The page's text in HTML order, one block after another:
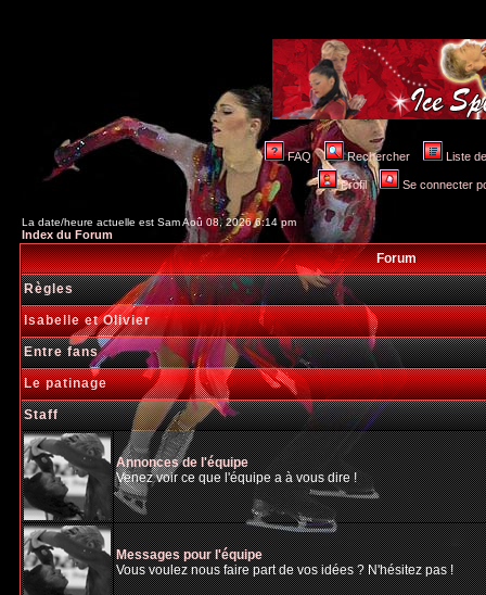
FAQ Rechercher Liste
Profil Se connecter
La date/heure actuelle est Sam Aoû 08, 2026 6:14 pm
Index du Forum
Forum
Règles
Isabelle et Olivier
Entre fans
Le patinage
Staff
Annonces de l'équipe
Venez voir ce que l'équipe a à vous dire !
Messages pour l'équipe
Vous voulez nous faire part de vos idées ? N'hésitez pas !